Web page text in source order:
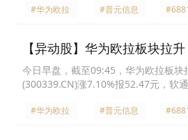
#华为欧拉 #普元信息
【异动股】华为欧拉板块拉
今日早盘，截至09:45，华为欧拉板
(300339.CN)涨7.10%报52.47元，软
#华为欧拉 #普元信息